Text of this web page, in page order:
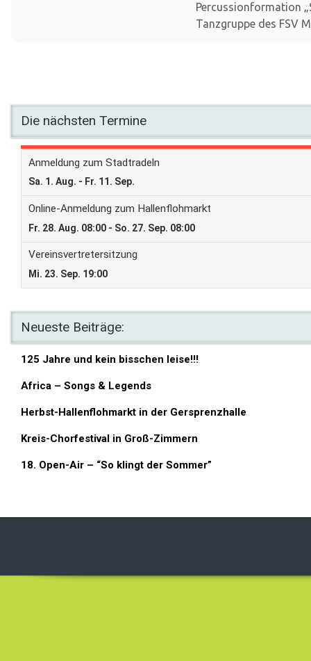
Percussionformation
Tanzgruppe des FSV
Die nächsten Termine
Neueste Beiträge:
125 Jahre und kein bisschen leise!!!
Africa – Songs & Legends
Herbst-Hallenflohmarkt in der Gersprenzhalle
Kreis-Chorfestival in Groß-Zimmern
18. Open-Air – “So klingt der Sommer”